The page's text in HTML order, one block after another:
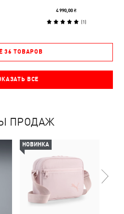
4 990,00 ₴
(1)
36 ТОВАРОВ
ВСЕ
ПРОДАЖ
НОВИНКА